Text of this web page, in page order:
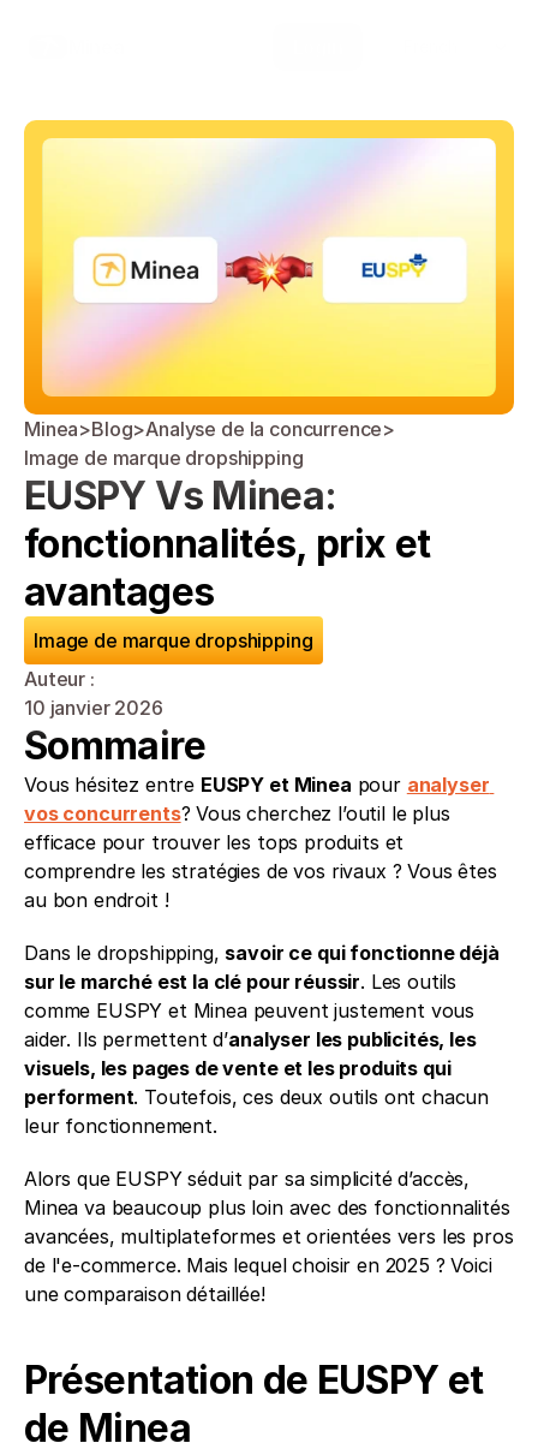
Minea>Blog>Analyse de la concurrence>
Image de marque dropshipping
EUSPY Vs Minea:
fonctionnalités, prix et
avantages
Image de marque dropshipping
Auteur :
10 janvier 2026
Sommaire
Vous hésitez entre EUSPY et Minea pour analyser
vos concurrents? Vous cherchez l’outil le plus
efficace pour trouver les tops produits et
comprendre les stratégies de vos rivaux ? Vous êtes
au bon endroit !
Dans le dropshipping, savoir ce qui fonctionne déjà
sur le marché est la clé pour réussir. Les outils
comme EUSPY et Minea peuvent justement vous
aider. Ils permettent d’analyser les publicités, les
visuels, les pages de vente et les produits qui
performent. Toutefois, ces deux outils ont chacun
leur fonctionnement.
Alors que EUSPY séduit par sa simplicité d’accès,
Minea va beaucoup plus loin avec des fonctionnalités
avancées, multiplateformes et orientées vers les pros
de l'e-commerce. Mais lequel choisir en 2025 ? Voici
une comparaison détaillée!
Présentation de EUSPY et
de Minea